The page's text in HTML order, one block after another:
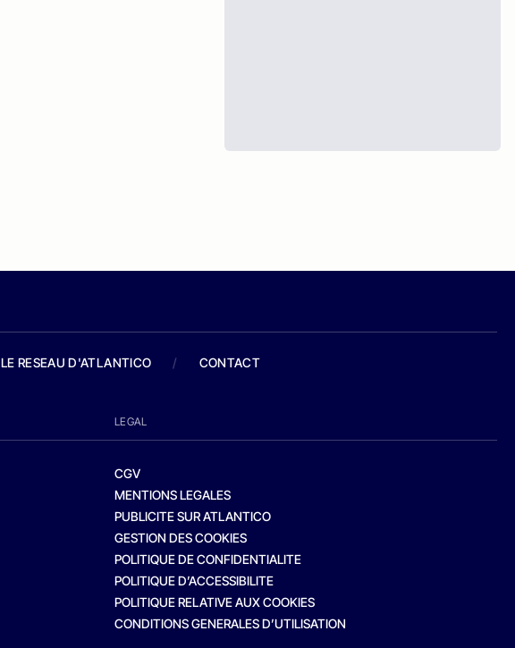
LE RESEAU D'ATLANTICO / CONTACT
LEGAL
CGV
MENTIONS LEGALES
PUBLICITE SUR ATLANTICO
GESTION DES COOKIES
POLITIQUE DE CONFIDENTIALITE
POLITIQUE D’ACCESSIBILITE
POLITIQUE RELATIVE AUX COOKIES
CONDITIONS GENERALES D’UTILISATION